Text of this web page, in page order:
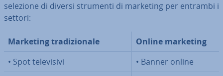
selezione di diversi strumenti di marketing per entrambi i
settori:
Marketing tra­di­zio­na­le
Online marketing
• Spot te­le­vi­si­vi
• Banner online